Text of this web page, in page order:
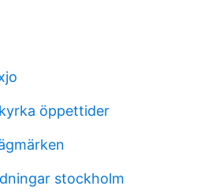
öppettider
stockholm